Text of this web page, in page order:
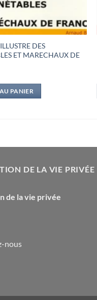
DES
ET MARECHAUX DE
PANIER
DE LA VIE PRIVÉE
de la vie privée
nous